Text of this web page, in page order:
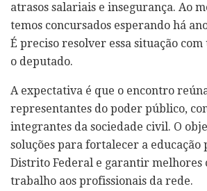
atrasos salariais e insegurança. Ao
temos concursados esperando há
É preciso resolver essa situação
o deputado.
A expectativa é que o encontro
representantes do poder público,
integrantes da sociedade civil. O
soluções para fortalecer a educação
Distrito Federal e garantir melhores
trabalho aos profissionais da rede.